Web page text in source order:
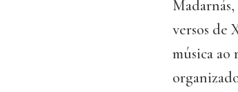
versos de
música